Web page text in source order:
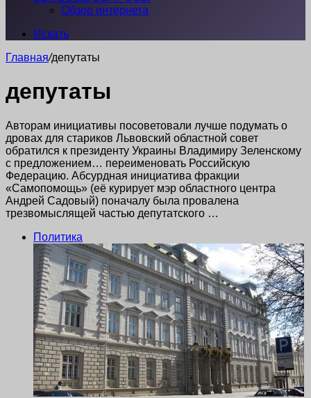
Обзор интернета
Искать
Главная/депутаты
депутаты
Авторам инициативы посоветовали лучше подумать о
дровах для стариков Львовский областной совет
обратился к президенту Украины Владимиру Зеленскому
с предложением… переименовать Российскую
Федерацию. Абсурдная инициатива фракции
«Самопомощь» (её курирует мэр областного центра
Андрей Садовый) поначалу была провалена
трезвомыслящей частью депутатского …
Политика